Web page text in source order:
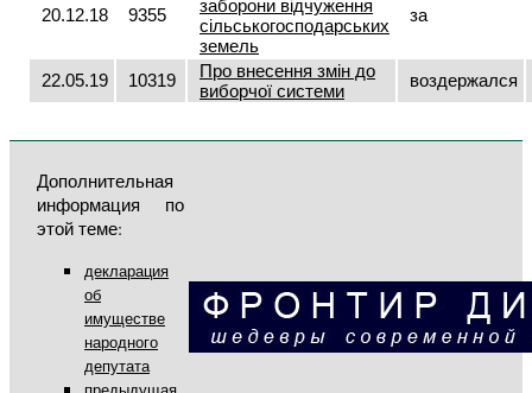
20.12.18 9355
заборони відчуження
сільськогосподарських
земель
за
22.05.19 10319
Про внесення змін до
виборчої системи
воздержался
Дополнительная
информация по
этой теме:
декларация
об
имуществе
народного
депутата